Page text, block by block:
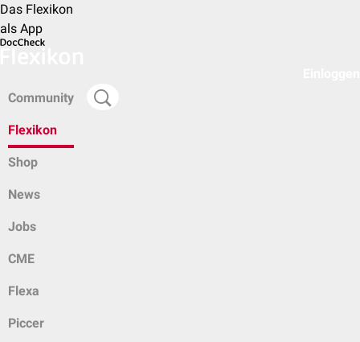
Das Flexikon
als App
Community
Flexikon
Shop
News
Jobs
CME
Flexa
Piccer